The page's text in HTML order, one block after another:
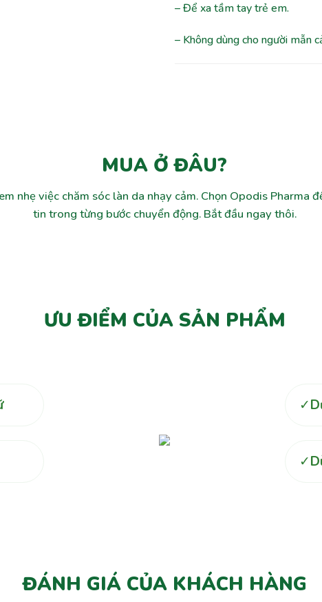
– Để xa tầm tay trẻ em.
– Không dùng cho người mẫn
MUA Ở ĐÂU?
nhẹ việc chăm sóc làn da nhạy cảm. Chọn Opodis Pharma
tin trong từng bước chuyển động. Bắt đầu ngay thôi.
ƯU ĐIỂM CỦA SẢN PHẨM
✓
✓
ĐÁNH GIÁ CỦA KHÁCH HÀNG